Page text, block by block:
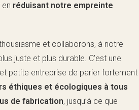
réduisant notre empreinte
et collaborons, à notre
juste et plus durable. C’est une
petite entreprise de parier fortement
éthiques et écologiques à tous
de fabrication, jusqu’à ce que